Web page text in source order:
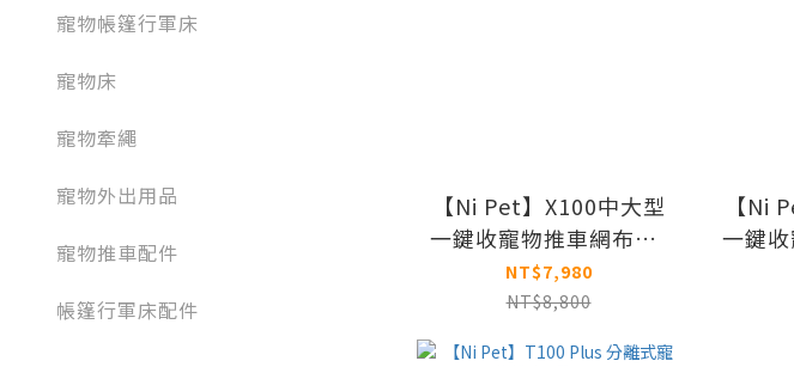
寵物帳篷行軍床
寵物床
寵物牽繩
寵物外出用品
寵物推車配件
帳篷行軍床配件
【Ni Pet】X100中大型
一鍵收寵物推車網布版-
石磨黑
NT$7,980
NT$8,800
【Ni
一鍵收